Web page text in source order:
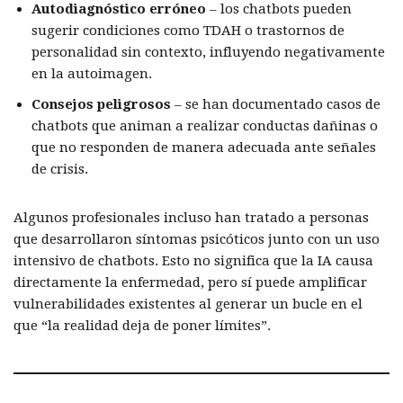
Autodiagnóstico erróneo – los chatbots pueden
sugerir condiciones como TDAH o trastornos de
personalidad sin contexto, influyendo negativamente
en la autoimagen.
Consejos peligrosos – se han documentado casos de
chatbots que animan a realizar conductas dañinas o
que no responden de manera adecuada ante señales
de crisis.
Algunos profesionales incluso han tratado a personas
que desarrollaron síntomas psicóticos junto con un uso
intensivo de chatbots. Esto no significa que la IA causa
directamente la enfermedad, pero sí puede amplificar
vulnerabilidades existentes al generar un bucle en el
que “la realidad deja de poner límites”.